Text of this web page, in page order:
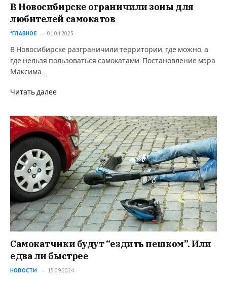
В Новосибирске ограничили зоны для
любителей самокатов
*ГЛАВНОЕ 01.04.2025
В Новосибирске разграничили территории, где можно, а
где нельзя пользоваться самокатами. Постановление мэра
Максима…
Читать далее
Самокатчики будут “ездить пешком”. Или
едва ли быстрее
НОВОСТИ 15.09.2024